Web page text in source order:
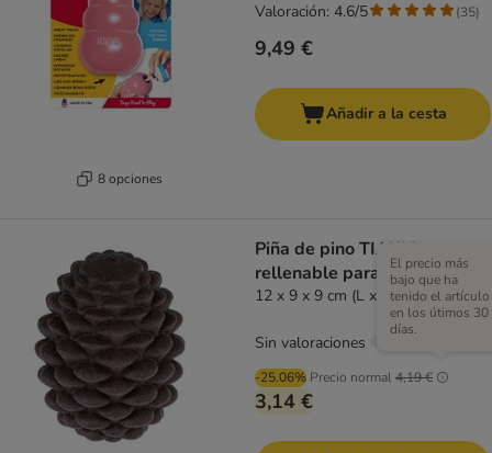
8 opciones
9,49 €
Valoración: 4.6/5 (35)
Añadir a la cesta
Piña de pino TIAKI juguete
rellenable para perros
12 x 9 x 9 cm (L x An x Al)
-25.06% Precio normal4,19 €
El precio más
bajo que ha
tenido el artículo
en los útimos 30
días.
3,14 €
Sin valoraciones